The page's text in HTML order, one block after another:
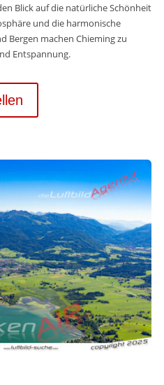
Blick auf die natürliche Schönheit
und die harmonische
Bergen machen Chieming zu
Entspannung.